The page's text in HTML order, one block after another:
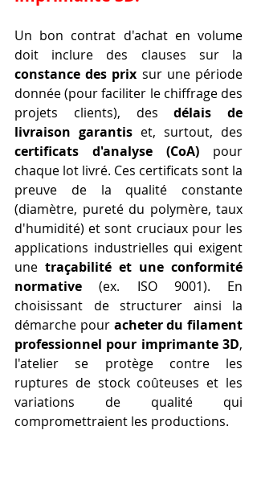
Un bon contrat d'achat en volume
constance des prix sur une période
donnée (pour faciliter le chiffrage des
projets clients), des délais de
livraison garantis
certificats d'analyse (CoA) pour
chaque lot livré. Ces certificats sont la
preuve de la qualité constante
(diamètre, pureté du polymère, taux
d'humidité) et sont cruciaux pour les
applications industrielles qui exigent
une traçabilité et une conformité
normative (ex. ISO 9001). En
choisissant de structurer ainsi la
démarche pour acheter du filament
professionnel pour imprimante 3D,
l'atelier se protège contre les
ruptures de stock coûteuses et les
variations de qualité qui
compromettraient les productions.